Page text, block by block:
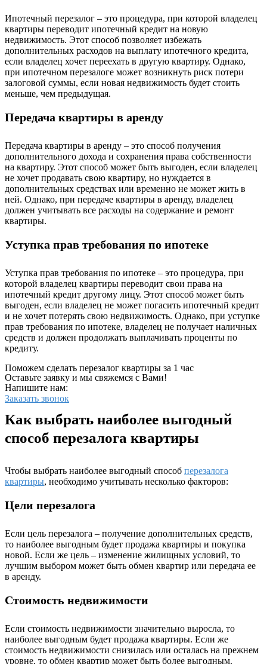
Ипотечный перезалог – это процедура, при которой владелец
квартиры переводит ипотечный кредит на новую
недвижимость. Этот способ позволяет избежать
дополнительных расходов на выплату ипотечного кредита,
если владелец хочет переехать в другую квартиру. Однако,
при ипотечном перезалоге может возникнуть риск потери
залоговой суммы, если новая недвижимость будет стоить
меньше, чем предыдущая.
Передача квартиры в аренду
Передача квартиры в аренду – это способ получения
дополнительного дохода и сохранения права собственности
на квартиру. Этот способ может быть выгоден, если владелец
не хочет продавать свою квартиру, но нуждается в
дополнительных средствах или временно не может жить в
ней. Однако, при передаче квартиры в аренду, владелец
должен учитывать все расходы на содержание и ремонт
квартиры.
Уступка прав требования по ипотеке
Уступка прав требования по ипотеке – это процедура, при
которой владелец квартиры переводит свои права на
ипотечный кредит другому лицу. Этот способ может быть
выгоден, если владелец не может погасить ипотечный кредит
и не хочет потерять свою недвижимость. Однако, при уступке
прав требования по ипотеке, владелец не получает наличных
средств и должен продолжать выплачивать проценты по
кредиту.
Поможем сделать перезалог квартиры за 1 час
Оставьте заявку и мы свяжемся с Вами!
Напишите нам:
Заказать звонок
Как выбрать наиболее выгодный
способ перезалога квартиры
Чтобы выбрать наиболее выгодный способ перезалога
квартиры, необходимо учитывать несколько факторов:
Цели перезалога
Если цель перезалога – получение дополнительных средств,
то наиболее выгодным будет продажа квартиры и покупка
новой. Если же цель – изменение жилищных условий, то
лучшим выбором может быть обмен квартир или передача ее
в аренду.
Стоимость недвижимости
Если стоимость недвижимости значительно выросла, то
наиболее выгодным будет продажа квартиры. Если же
стоимость недвижимости снизилась или осталась на прежнем
уровне, то обмен квартир может быть более выгодным.